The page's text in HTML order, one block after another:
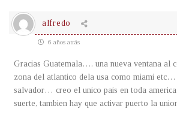
alfredo
6 años atrás
Gracias Guatemala…. una nueva ventana al
zona del atlantico dela usa como miami etc…
salvador… creo el unico pais en toda america
suerte, tambien hay que activar puerto la